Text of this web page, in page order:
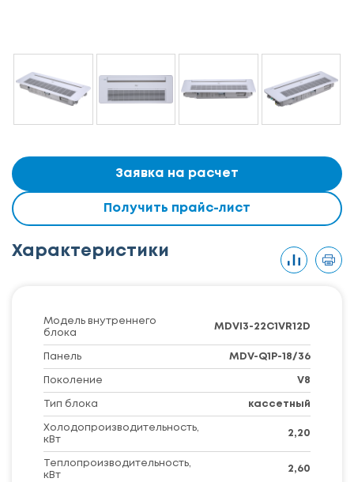
Заявка на расчет
Получить прайс-лист
Характеристики
Модель внутреннего
блока
MDVI3-22C1VR12D
Панель MDV-Q1P-18/36
Поколение V8
Тип блока кассетный
Холодопроизводительность,
кВт
2,20
Теплопроизводительность,
кВт
2,60